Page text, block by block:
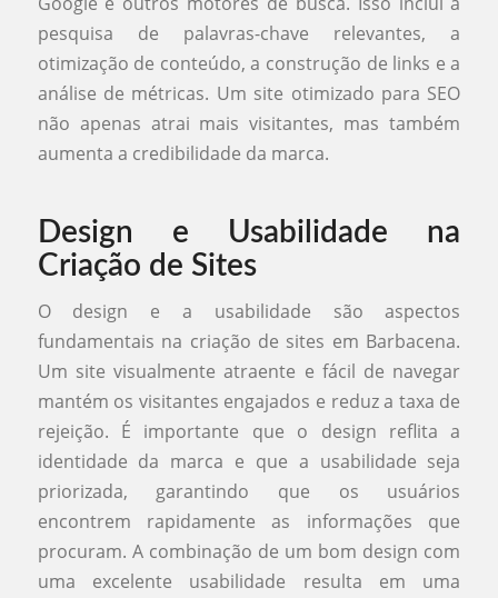
pesquisa de palavras-chave relevantes, a
otimização de conteúdo, a construção de links e a
análise de métricas. Um site otimizado para SEO
não apenas atrai mais visitantes, mas também
aumenta a credibilidade da marca.
Design e Usabilidade na
Criação de Sites
O design e a usabilidade são aspectos
fundamentais na criação de sites em Barbacena.
Um site visualmente atraente e fácil de navegar
mantém os visitantes engajados e reduz a taxa de
rejeição. É importante que o design reflita a
identidade da marca e que a usabilidade seja
priorizada, garantindo que os usuários
encontrem rapidamente as informações que
procuram. A combinação de um bom design com
uma excelente usabilidade resulta em uma